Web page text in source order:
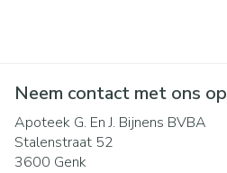
Neem contact met ons op
Apoteek G. En J. Bijnens BVBA
Stalenstraat 52
3600 Genk